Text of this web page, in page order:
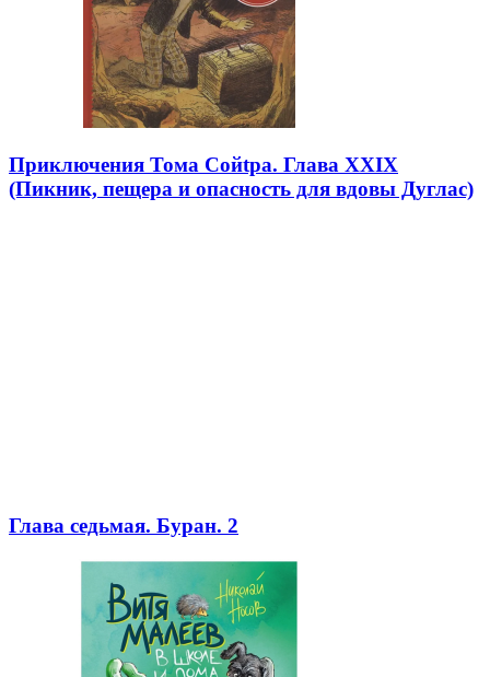
Приключения Тома Сойtра. Глава XXIX
(Пикник, пещера и опасность для вдовы Дуглас)
Глава седьмая. Буран. 2